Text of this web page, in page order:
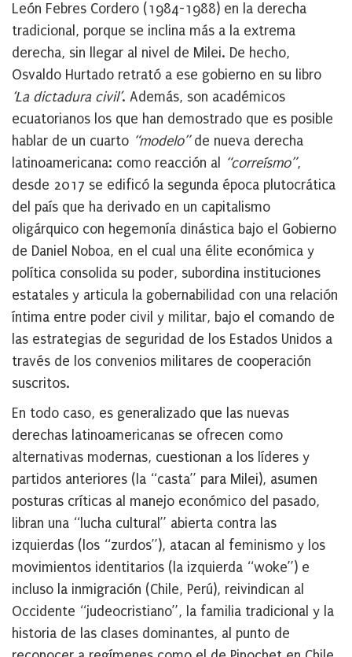
León Febres Cordero (1984-1988) en la derecha
tradicional, porque se inclina más a la extrema
derecha, sin llegar al nivel de Milei. De hecho,
Osvaldo Hurtado retrató a ese gobierno en su libro
‘La dictadura civil’. Además, son académicos
ecuatorianos los que han demostrado que es posible
hablar de un cuarto “modelo”de nueva derecha
latinoamericana: como reacción al
“correísmo”,
desde 2017 se edificó la segunda época plutocrática
del país que ha derivado en un capitalismo
oligárquico con hegemonía dinástica bajo el Gobierno
de Daniel Noboa, en el cual una élite económica y
política consolida su poder, subordina instituciones
estatales y articula la gobernabilidad con una relación
íntima entre poder civil y militar, bajo el comando de
las estrategias de seguridad de los Estados Unidos a
través de los convenios militares de cooperación
suscritos.
En todo caso, es generalizado que las nuevas
derechas latinoamericanas se ofrecen como
alternativas modernas, cuestionan a los líderes y
partidos anteriores (la “casta” para Milei), asumen
posturas críticas al manejo económico del pasado,
libran una “lucha cultural” abierta contra las
izquierdas (los “zurdos”), atacan al feminismo y los
movimientos identitarios (la izquierda “woke”) e
incluso la inmigración (Chile, Perú), reivindican al
Occidente “judeocristiano”, la familia tradicional y la
historia de las clases dominantes, al punto de